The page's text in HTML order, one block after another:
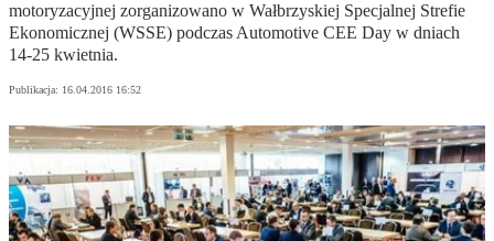
motoryzacyjnej zorganizowano w Wałbrzyskiej Specjalnej Strefie
Ekonomicznej (WSSE) podczas Automotive CEE Day w dniach
14-25 kwietnia.
Publikacja: 16.04.2016 16:52